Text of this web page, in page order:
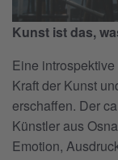
Kunst ist das,
Eine
Kraft der Kunst
erschaffen. Der
Künstler aus
Emotion,